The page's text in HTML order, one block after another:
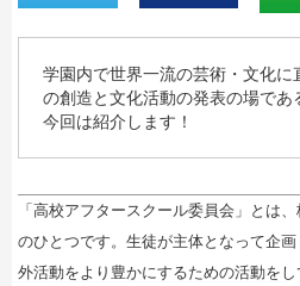
学園内で世界一流の芸術・文化に
の創造と文化活動の発表の場であ
今回は紹介します！
「高校アフタースクール委員会」とは
のひとつです。生徒が主体となって企
外活動をより豊かにするための活動をし